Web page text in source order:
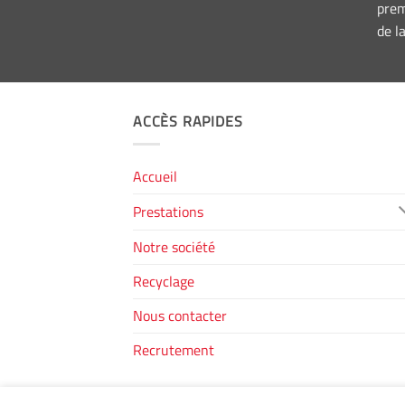
de
ACCÈS RAPIDES
Accueil
Prestations
Notre société
Recyclage
Nous contacter
Recrutement